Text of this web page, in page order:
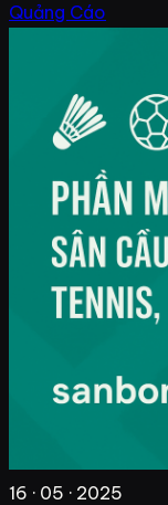
Quảng Cáo
16 · 05 · 2025